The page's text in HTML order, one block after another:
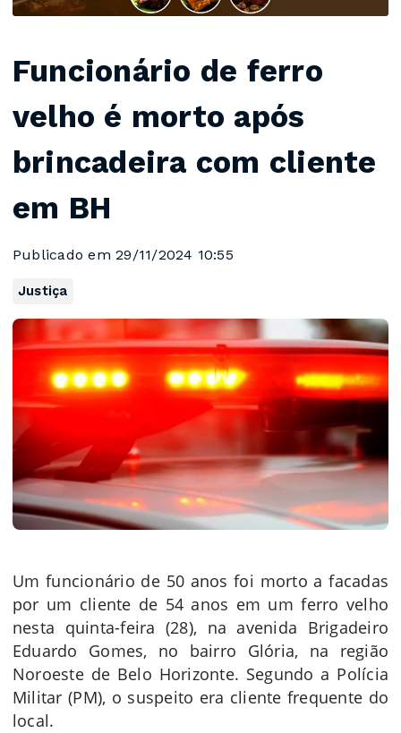
Funcionário de ferro
velho é morto após
brincadeira com cliente
em BH
Publicado em 29/11/2024 10:55
Justiça
Um funcionário de 50 anos foi morto a facadas
por um cliente de 54 anos em um ferro velho
nesta quinta-feira (28), na avenida Brigadeiro
Eduardo Gomes, no bairro Glória, na região
Noroeste de Belo Horizonte. Segundo a Polícia
Militar (PM), o suspeito era cliente frequente do
local.